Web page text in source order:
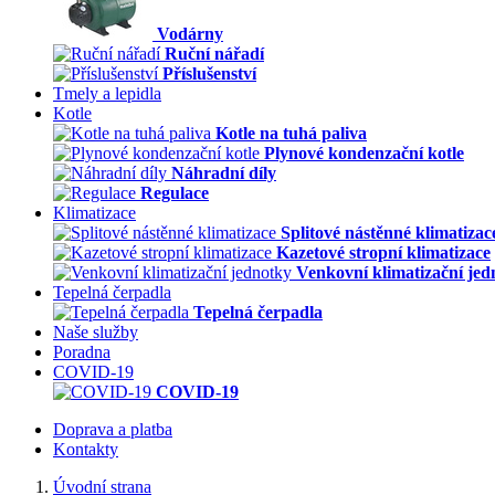
Vodárny
Ruční nářadí
Příslušenství
Tmely a lepidla
Kotle
Kotle na tuhá paliva
Plynové kondenzační kotle
Náhradní díly
Regulace
Klimatizace
Splitové nástěnné
Kazetové stropní klimatizace
Venkovní klimatizační
Tepelná čerpadla
Tepelná čerpadla
Naše služby
Poradna
COVID-19
COVID-19
Doprava a platba
Kontakty
Úvodní strana